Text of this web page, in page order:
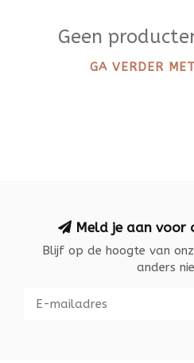
Geen
GA VERDER
Meld je aan voor
Blijf op de hoogte van
anders